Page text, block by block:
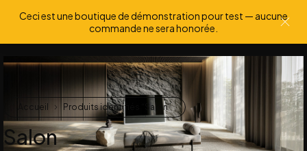
Ceci est une boutique de démonstration pour test — aucune
commande ne sera honorée.
Accueil Produits identifiés “Salon”
Salon